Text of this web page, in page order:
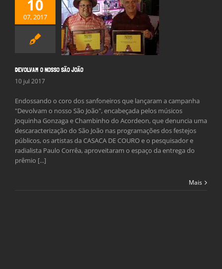
10
07, 2017
O NOSSO SÃO
DEVOLVAM O NOSSO SÃO JOÃO
10 jul 2017
Endossando o coro dos sanfoneiros que lançaram a campanha
"Devolvam o nosso São João", encabeçada pelos músicos
Joquinha Gonzaga e Chambinho do Acordeon, que denuncia uma
descaracterização do São João nas programações dos festejos
públicos, os artistas da CASACA DE COURO e o pesquisador e
radialista Paulo Corrêa, aproveitaram o espaço da entrega do
prêmio [...]
Mais